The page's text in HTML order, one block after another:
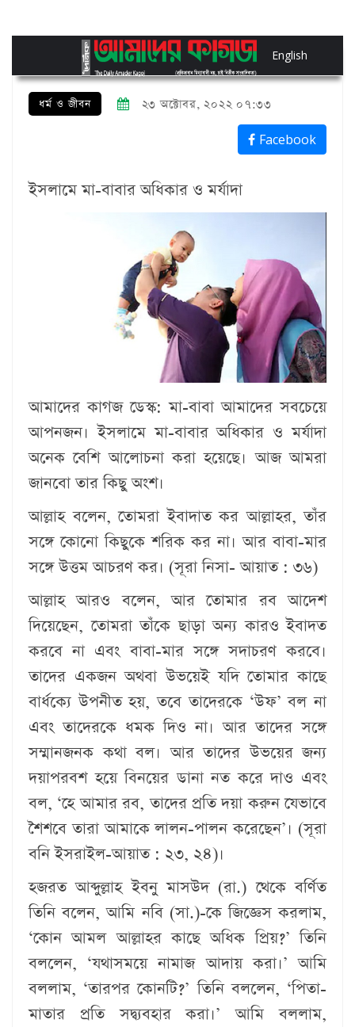
English
ধর্ম ও জীবন ২৩ অক্টোবর, ২০২২ ০৭:৩৩
Facebook
ইসলামে মা-বাবার অধিকার ও মর্যাদা
আমাদের কাগজ ডেস্ক: মা-বাবা আমাদের সবচেয়ে
আপনজন। ইসলামে মা-বাবার অধিকার ও মর্যাদা
অনেক বেশি আলোচনা করা হয়েছে। আজ আমরা
জানবো তার কিছু অংশ।
আল্লাহ বলেন, তোমরা ইবাদাত কর আল্লাহর, তাঁর
সঙ্গে কোনো কিছুকে শরিক কর না। আর বাবা-মার
সঙ্গে উত্তম আচরণ কর। (সূরা নিসা- আয়াত : ৩৬)
আল্লাহ আরও বলেন, আর তোমার রব আদেশ
দিয়েছেন, তোমরা তাঁকে ছাড়া অন্য কারও ইবাদত
করবে না এবং বাবা-মার সঙ্গে সদাচরণ করবে।
তাদের একজন অথবা উভয়েই যদি তোমার কাছে
বার্ধক্যে উপনীত হয়, তবে তাদেরকে ‘উফ’ বল না
এবং তাদেরকে ধমক দিও না। আর তাদের সঙ্গে
সম্মানজনক কথা বল। আর তাদের উভয়ের জন্য
দয়াপরবশ হয়ে বিনয়ের ডানা নত করে দাও এবং
বল, ‘হে আমার রব, তাদের প্রতি দয়া করুন যেভাবে
শৈশবে তারা আমাকে লালন-পালন করেছেন’। (সূরা
বনি ইসরাইল-আয়াত : ২৩, ২৪)।
হজরত আব্দুল্লাহ ইবনু মাসউদ (রা.) থেকে বর্ণিত
তিনি বলেন, আমি নবি (সা.)-কে জিজ্ঞেস করলাম,
‘কোন আমল আল্লাহর কাছে অধিক প্রিয়?’ তিনি
বললেন, ‘যথাসময়ে নামাজ আদায় করা।’ আমি
বললাম, ‘তারপর কোনটি?’ তিনি বললেন, ‘পিতা-
মাতার প্রতি সদ্ব্যবহার করা।’ আমি বললাম,